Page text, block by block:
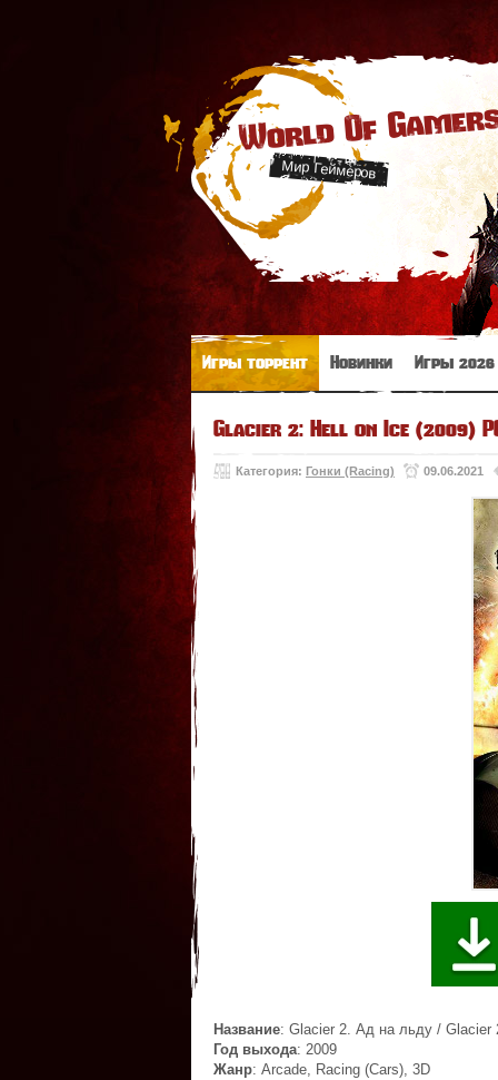
World Of
Мир Геймеров
Игры торрент Новинки Игры 2026
Glacier 2: Hell on Ice (2009)
Категория: Гонки (Racing) 09.06.2021
Название: Glacier 2. Ад на льду /
Год выхода: 2009
Жанр: Arcade, Racing (Cars), 3D